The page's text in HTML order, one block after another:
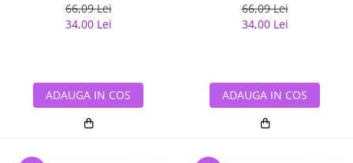
66,09 Lei
34,00 Lei
ADAUGA IN COS
66,09 Lei
34,00 Lei
ADAUGA IN COS